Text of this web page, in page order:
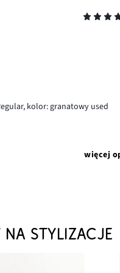
kolor: granatowy used
więcej
STYLIZACJE